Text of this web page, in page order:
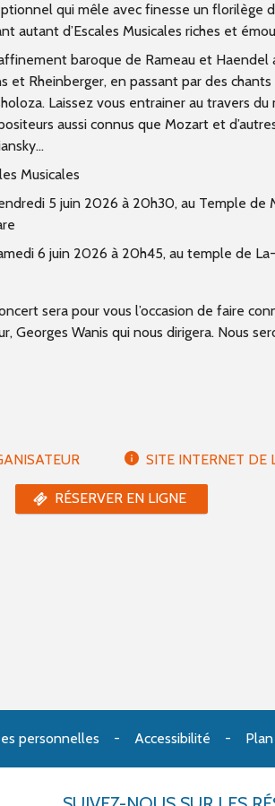
qui mêle avec finesse un florilège
autant d’Escales Musicales riches et
baroque de Rameau et Haendel
et Rheinberger, en passant par des
Laissez vous entrainer au travers
aussi connus que Mozart et
Musicales
5 juin 2026 à 20h30, au Temple
6 juin 2026 à 20h45, au temple de
sera pour vous l’occasion de faire
Georges Wanis qui nous dirigera. Nous
SITE INTERNET DE
RÉSERVER EN LIGNE
personnelles Accessibilité